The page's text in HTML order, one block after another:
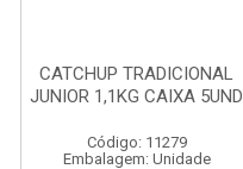
CATCHUP TRADICIONAL
JUNIOR 1,1KG CAIXA 5UND
Código: 11279
Embalagem: Unidade